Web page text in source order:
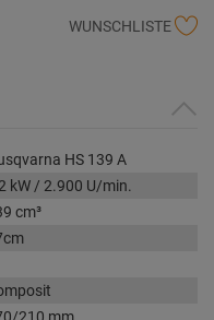
WUNSCHLISTE
HS 139 A
kW / 2.900 U/min.
cm³
210 mm